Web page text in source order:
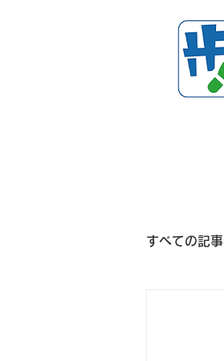
すべての記事